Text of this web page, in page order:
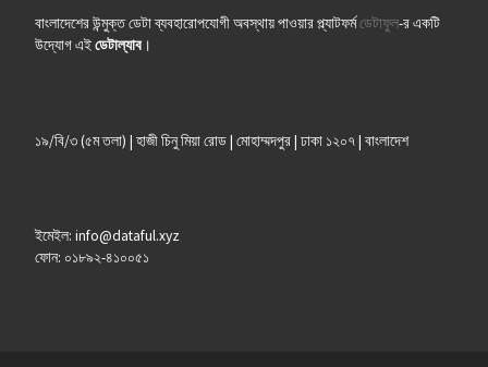
বাংলাদেশের উন্মুক্ত ডেটা ব্যবহারোপযোগী অবস্থায় পাওয়ার প্ল্যাটফর্মডেটাফুল-র একটি
উদ্যোগ এইডেটাল্যাব।
১৯/বি/৩ (৫ম তলা) | হাজী চিনু মিয়া রোড | মোহাম্মদপুর | ঢাকা ১২০৭ | বাংলাদেশ
ইমেইল: info@dataful.xyz
ফোন: ০১৮৯২-৪১০০৫১